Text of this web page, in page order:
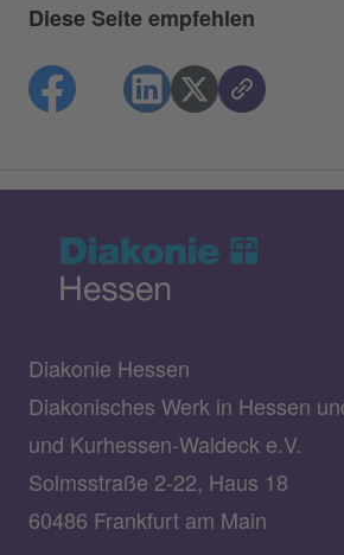
Diese Seite empfehlen
Diakonie Hessen
Diakonisches Werk in Hessen
und Kurhessen-Waldeck e.V.
Solmsstraße 2-22, Haus 18
60486 Frankfurt am Main